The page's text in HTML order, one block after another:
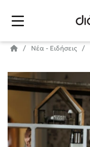
Νέα - Ειδήσεις